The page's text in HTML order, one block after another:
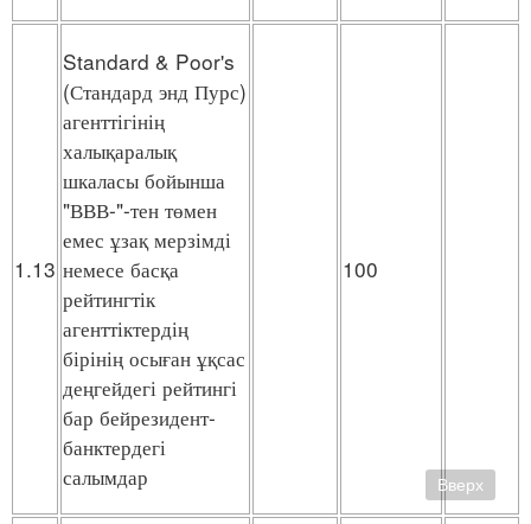
1.13
Standard & Poor's
(Стандард энд Пурс)
агенттігінің
халықаралық
шкаласы бойынша
"ВВВ-"-тен төмен
емес ұзақ мерзімді
немесе басқа
рейтингтік
агенттіктердің
бірінің осыған ұқсас
деңгейдегі рейтингі
бар бейрезидент-
банктердегі
салымдар
100
Вверх